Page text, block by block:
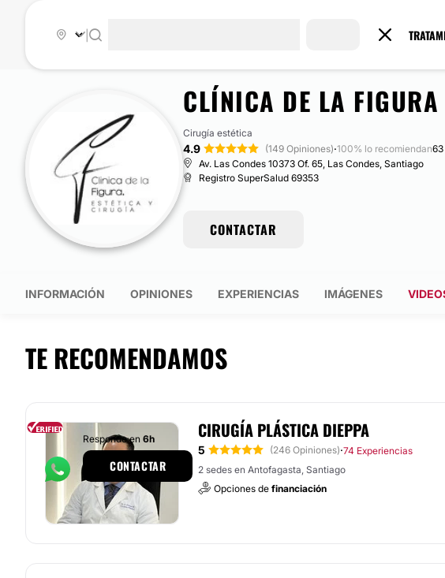
CLÍNICA DE LA FIGURA
Cirugía estética
4.9 (149 Opiniones)·100% lo recomiendan
Av. Las Condes 10373 Of. 65, Las Condes, Santiago
Registro SuperSalud 69353
CONTACTAR
INFORMACIÓN OPINIONES EXPERIENCIAS IMÁGENES
TE RECOMENDAMOS
CIRUGÍA PLÁSTICA DIEPPA
5 (246 Opiniones)·74 Experiencias
2 sedes en Antofagasta, Santiago
Opciones de financiación
Responde en 6h
CONTACTAR